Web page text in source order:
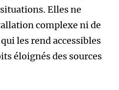
Elles ne
complexe ni de
les rend accessibles
éloignés des sources